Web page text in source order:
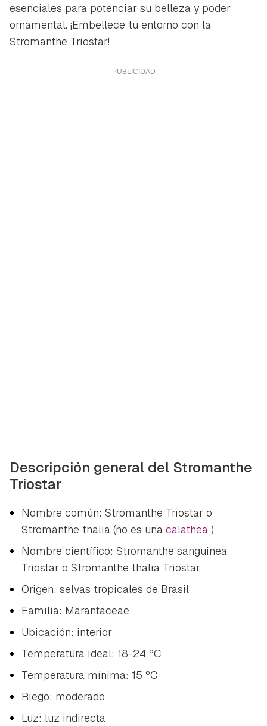
esenciales para potenciar su belleza y poder
ornamental. ¡Embellece tu entorno con la
Stromanthe Triostar!
Descripción general del Stromanthe
Triostar
Nombre común: Stromanthe Triostar o
Stromanthe thalia (no es una calathea )
Nombre científico: Stromanthe sanguinea
Triostar o Stromanthe thalia Triostar
Origen: selvas tropicales de Brasil
Familia: Marantaceae
Ubicación: interior
Temperatura ideal: 18-24 ºC
Temperatura mínima: 15 ºC
Riego: moderado
Luz: luz indirecta